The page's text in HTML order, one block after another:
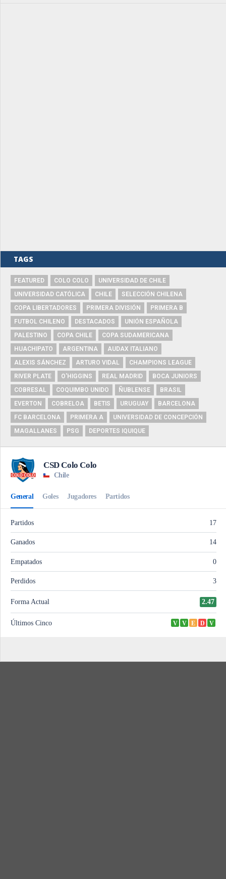
TAGS
FEATURED COLO COLO
UNIVERSIDAD DE CHILE
UNIVERSIDAD CATÓLICA
CHILE
SELECCIÓN CHILENA
COPA LIBERTADORES
PRIMERA DIVISIÓN
PRIMERA B
FUTBOL CHILENO
DESTACADOS
UNIÓN ESPAÑOLA
PALESTINO
COPA CHILE
COPA SUDAMERICANA
HUACHIPATO
ARGENTINA
AUDAX ITALIANO
ALEXIS SÁNCHEZ
ARTURO VIDAL
CHAMPIONS LEAGUE
RIVER PLATE
O'HIGGINS REAL MADRID
BOCA JUNIORS
COBRESAL
COQUIMBO UNIDO ÑUBLENSE
BRASIL
EVERTON
COBRELOA BETIS URUGUAY
BARCELONA
FC BARCELONA
PRIMERA A
UNIVERSIDAD DE CONCEPCIÓN
MAGALLANES
PSG DEPORTES IQUIQUE